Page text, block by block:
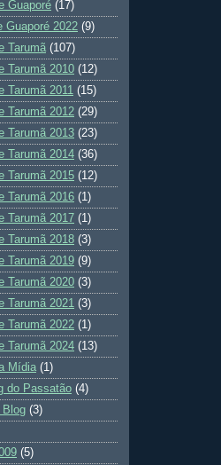
Guaporé (17)
Guaporé 2022 (9)
Tarumã (107)
Tarumã 2010 (12)
Tarumã 2011 (15)
Tarumã 2012 (29)
Tarumã 2013 (23)
Tarumã 2014 (36)
Tarumã 2015 (12)
Tarumã 2016 (1)
Tarumã 2017 (1)
Tarumã 2018 (3)
Tarumã 2019 (9)
Tarumã 2020 (3)
Tarumã 2021 (3)
Tarumã 2022 (1)
Tarumã 2024 (13)
Mídia (1)
do Passatão (4)
Blog (3)
(5)